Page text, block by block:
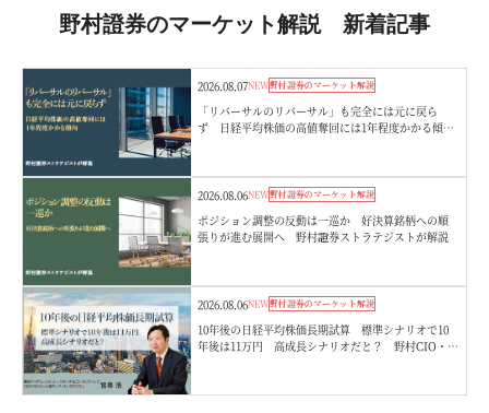
野村證券のマーケット解説 新着記事
2026.08.07NEW野村證券のマーケット解説
「リバーサルのリバーサル」も完全には元に戻ら
ず 日経平均株価の高値奪回には1年程度かかる傾
2026.08.06NEW野村證券のマーケット解説
ポジション調整の反動は一巡か 好決算銘柄への順
張りが進む展開へ 野村證券ストラテジストが解説
2026.08.06NEW野村證券のマーケット解説
10年後の日経平均株価長期試算 標準シナリオで10
年後は11万円 高成長シナリオだと？ 野村CIO・宮